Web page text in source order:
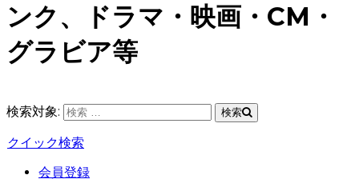
ンク、ドラマ・映画・CM・
グラビア等
検索対象: 検索
クイック検索
会員登録